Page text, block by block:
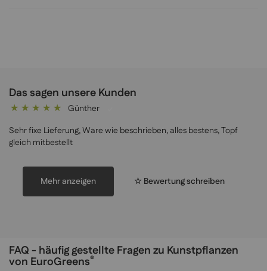
Das sagen unsere Kunden
Günther
Sehr fixe Lieferung, Ware wie beschrieben, alles bestens, Topf
gleich mitbestellt
Mehr anzeigen ☆ Bewertung schreiben
FAQ - häufig gestellte Fragen zu Kunstpflanzen
von EuroGreens®